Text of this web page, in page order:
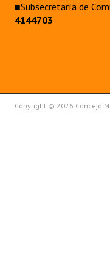
■Subsecretaría de
4144703
Copyright © 2026 Concejo